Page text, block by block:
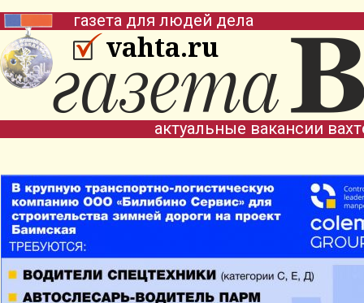
vahta.ru
газета для людей дела
актуальные вакансии